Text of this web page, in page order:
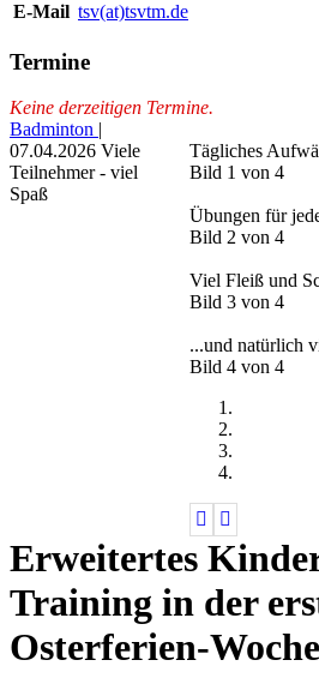
E-Mail tsv(at)tsvtm.de
Termine
Keine derzeitigen Termine.
Tägliches
Bild 1 von 4
Übungen für
Bild 2 von 4
Viel Fleiß und
Bild 3 von 4
...und natürlich
Bild 4 von 4
Previous
Badminton
07.04.2026 Viele
Teilnehmer - viel
Spaß
Erweitertes
Training in der
Osterferien-Woche